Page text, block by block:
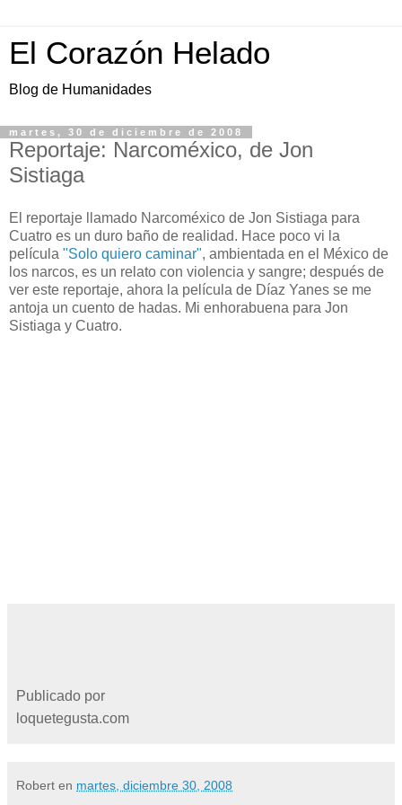
El Corazón Helado
Blog de Humanidades
martes, 30 de diciembre de 2008
Reportaje: Narcoméxico, de Jon
Sistiaga
El reportaje llamado Narcoméxico de Jon Sistiaga para
Cuatro es un duro baño de realidad. Hace poco vi la
película "Solo quiero caminar", ambientada en el México de
los narcos, es un relato con violencia y sangre; después de
ver este reportaje, ahora la película de Díaz Yanes se me
antoja un cuento de hadas. Mi enhorabuena para Jon
Sistiaga y Cuatro.
Publicado por
loquetegusta.com
Robert en martes, diciembre 30, 2008